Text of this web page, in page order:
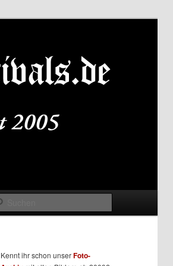
Kennt ihr schon unserFoto-